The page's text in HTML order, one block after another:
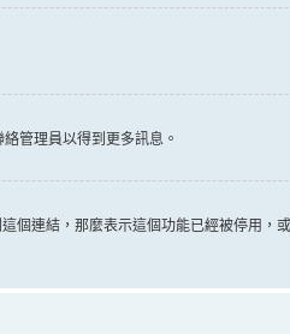
管理員以得到更多訊息。
連結，那麼表示這個功能已經被停用